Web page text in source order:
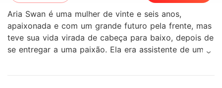
Aria Swan é uma mulher de vinte e seis anos,
apaixonada e com um grande futuro pela frente, mas
teve sua vida virada de cabeça para baixo, depois de
se entregar a uma paixão. Ela era assistente de um